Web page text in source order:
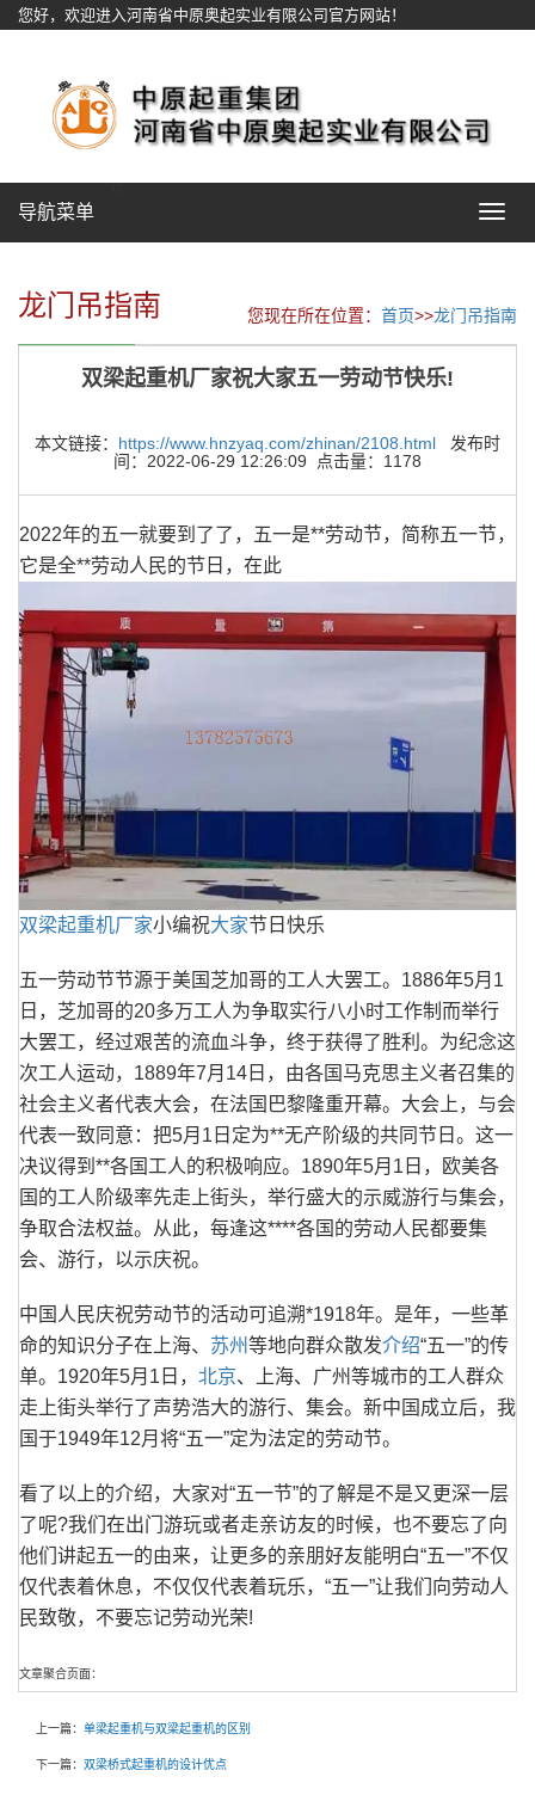
您好，欢迎进入河南省中原奥起实业有限公司官方网站！
Toggle
导航菜单
龙门吊指南 您现在所在位置： 首页>>龙门吊指南
双梁起重机厂家祝大家五一劳动节快乐!
本文链接： https://www.hnzyaq.com/zhinan/2108.html 发布时
间：2022-06-29 12:26:09 点击量：1178
2022年的五一就要到了了，五一是**劳动节，简称五一节，
它是全**劳动人民的节日，在此
双梁起重机厂家小编祝大家节日快乐
五一劳动节节源于美国芝加哥的工人大罢工。1886年5月1
日，芝加哥的20多万工人为争取实行八小时工作制而举行
大罢工，经过艰苦的流血斗争，终于获得了胜利。为纪念这
次工人运动，1889年7月14日，由各国马克思主义者召集的
社会主义者代表大会，在法国巴黎隆重开幕。大会上，与会
代表一致同意：把5月1日定为**无产阶级的共同节日。这一
决议得到**各国工人的积极响应。1890年5月1日，欧美各
国的工人阶级率先走上街头，举行盛大的示威游行与集会，
争取合法权益。从此，每逢这****各国的劳动人民都要集
会、游行，以示庆祝。
中国人民庆祝劳动节的活动可追溯*1918年。是年，一些革
命的知识分子在上海、 苏州等地向群众散发介绍“五一”的传
单。1920年5月1日， 北京、上海、广州等城市的工人群众
走上街头举行了声势浩大的游行、集会。新中国成立后，我
国于1949年12月将“五一”定为法定的劳动节。
看了以上的介绍，大家对“五一节”的了解是不是又更深一层
了呢?我们在出门游玩或者走亲访友的时候，也不要忘了向
他们讲起五一的由来，让更多的亲朋好友能明白“五一”不仅
仅代表着休息，不仅仅代表着玩乐，“五一”让我们向劳动人
民致敬，不要忘记劳动光荣!
文章聚合页面：
上一篇： 单梁起重机与双梁起重机的区别
下一篇： 双梁桥式起重机的设计优点